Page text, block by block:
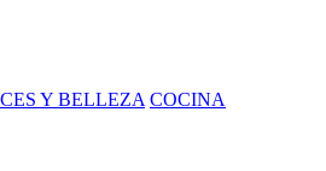
Y BELLEZA COCINA